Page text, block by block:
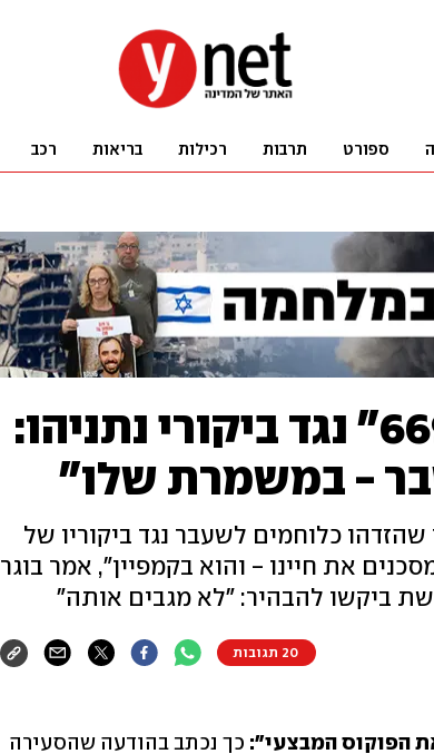
ספורט תרבות רכילות בריאות רכב
המכתב של "בוגרי 669" נגד ביקורי נתניהו:
- במשמרת שלו"
כלוחמים לשעבר נגד ביקוריו של
את חיינו - והוא בקמפיין", אמר בוגר
ביקשו להבהיר: "לא מגבים אותה"
20 תגובות
הפוקוס המבצעי":